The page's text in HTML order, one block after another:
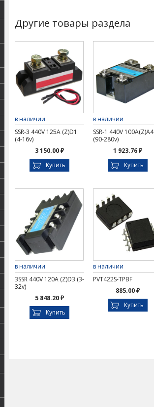
Другие товары раздела
в наличии
SSR-3 440V 125A (Z)D1
(4-16v)
3 150.00 ₽
Купить
в наличии
SSR-1 440V 100A(Z)A4
(90-280v)
1 923.76 ₽
Купить
в наличии
3SSR 440V 120A (Z)D3 (3-
32v)
5 848.20 ₽
Купить
в наличии
PVT422S-TPBF
885.00 ₽
Купить